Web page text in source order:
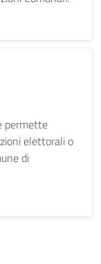
permette
elettorali o
di